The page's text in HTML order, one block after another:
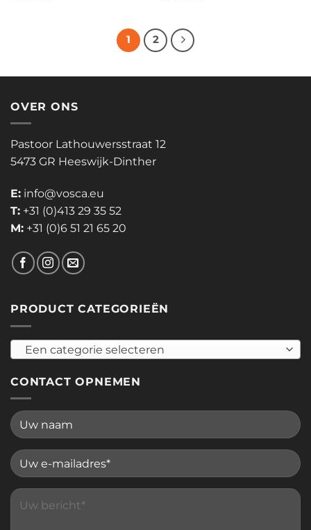
1 2
OVER ONS
Pastoor Lathouwersstraat 12
5473 GR Heeswijk-Dinther
E: info@vosca.eu
T: +31 (0)413 29 35 52
M: +31 (0)6 51 21 65 20
PRODUCT CATEGORIEËN
Een categorie selecteren
CONTACT OPNEMEN
Please leave this field empty.